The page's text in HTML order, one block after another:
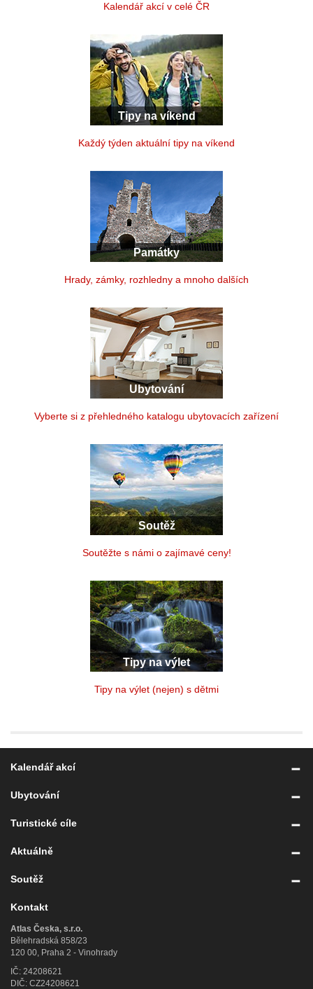
Kalendář akcí v celé ČR
Tipy na víkend
Každý týden aktuální tipy na víkend
Památky
Hrady, zámky, rozhledny a mnoho dalších
Ubytování
Vyberte si z přehledného katalogu ubytovacích zařízení
Soutěž
Soutěžte s námi o zajímavé ceny!
Tipy na výlet
Tipy na výlet (nejen) s dětmi
Kalendář akcí
Ubytování
Turistické cíle
Aktuálně
Soutěž
Kontakt
Atlas Česka, s.r.o.
Bělehradská 858/23
120 00, Praha 2 - Vinohrady
IČ: 24208621
DIČ: CZ24208621